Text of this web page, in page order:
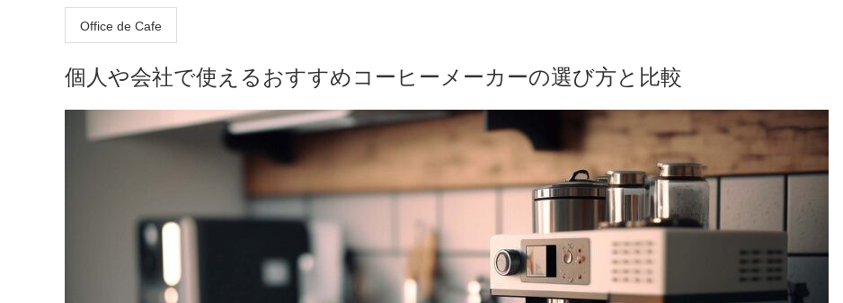
Office de Cafe
個人や会社で使えるおすすめコーヒーメーカーの選び方と比較